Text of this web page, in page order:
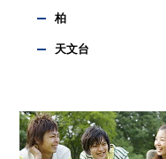
柏
天文台